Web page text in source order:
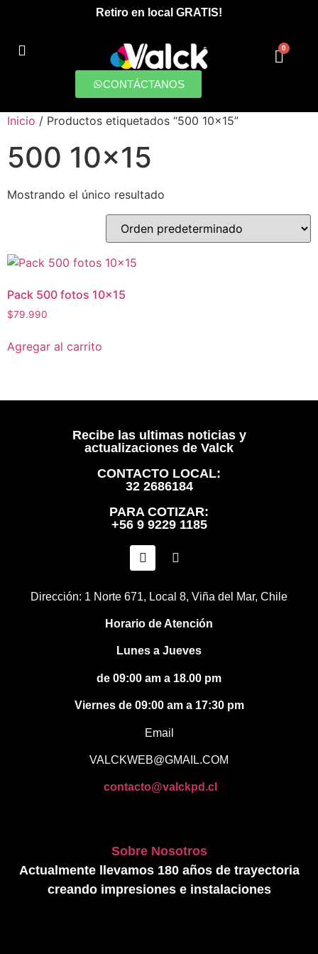
Retiro en local GRATIS!
CONTÁCTANOS
0
Inicio / Productos etiquetados “500 10x15”
500 10x15
Mostrando el único resultado
Pack 500 fotos 10×15
$79.990
Agregar al carrito
Recibe las ultimas noticias y
actualizaciones de Valck
CONTACTO LOCAL:
32 2686184
PARA COTIZAR:
+56 9 9229 1185
Dirección: 1 Norte 671, Local 8, Viña del Mar, Chile
Horario de Atención
Lunes a Jueves
de 09:00 am a 18.00 pm
Viernes de 09:00 am a 17:30 pm
Email
VALCKWEB@GMAIL.COM
contacto@valckpd.cl
Sobre Nosotros
Actualmente llevamos 180 años de trayectoria
creando impresiones e instalaciones